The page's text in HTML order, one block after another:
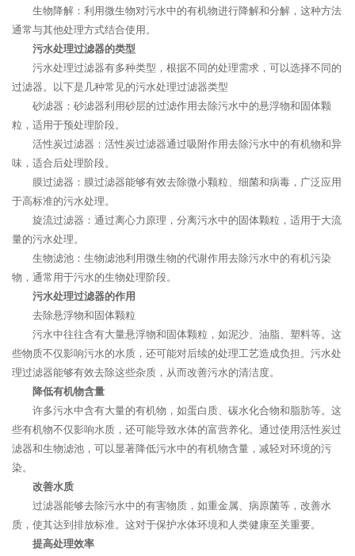
生物降解：利用微生物对污水中的有机物进行降解和分解，这种方法
通常与其他处理方式结合使用。
污水处理过滤器的类型
污水处理过滤器有多种类型，根据不同的处理需求，可以选择不同的
过滤器。以下是几种常见的污水处理过滤器类型
砂滤器：砂滤器利用砂层的过滤作用去除污水中的悬浮物和固体颗
粒，适用于预处理阶段。
活性炭过滤器：活性炭过滤器通过吸附作用去除污水中的有机物和异
味，适合后处理阶段。
膜过滤器：膜过滤器能够有效去除微小颗粒、细菌和病毒，广泛应用
于高标准的污水处理。
旋流过滤器：通过离心力原理，分离污水中的固体颗粒，适用于大流
量的污水处理。
生物滤池：生物滤池利用微生物的代谢作用去除污水中的有机污染
物，通常用于污水的生物处理阶段。
污水处理过滤器的作用
去除悬浮物和固体颗粒
污水中往往含有大量悬浮物和固体颗粒，如泥沙、油脂、塑料等。这
些物质不仅影响污水的水质，还可能对后续的处理工艺造成负担。污水处
理过滤器能够有效去除这些杂质，从而改善污水的清洁度。
降低有机物含量
许多污水中含有大量的有机物，如蛋白质、碳水化合物和脂肪等。这
些有机物不仅影响水质，还可能导致水体的富营养化。通过使用活性炭过
滤器和生物滤池，可以显著降低污水中的有机物含量，减轻对环境的污
染。
改善水质
过滤器能够去除污水中的有害物质，如重金属、病原菌等，改善水
质，使其达到排放标准。这对于保护水体环境和人类健康至关重要。
提高处理效率